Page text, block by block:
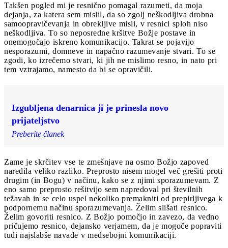
Takšen pogled mi je resnično pomagal razumeti, da moja
dejanja, za katera sem mislil, da so zgolj neškodljiva drobna
samoopravičevanja in obrekljive misli, v resnici sploh niso
neškodljiva. To so neposredne kršitve Božje postave in
onemogočajo iskreno komunikacijo. Takrat se pojavijo
nesporazumi, domneve in napačno razumevanje stvari. To se
zgodi, ko izrečemo stvari, ki jih ne mislimo resno, in nato pri
tem vztrajamo, namesto da bi se opravičili.
Izgubljena denarnica ji je prinesla novo
prijateljstvo
Preberite članek
Zame je skrčitev vse te zmešnjave na osmo Božjo zapoved
naredila veliko razliko. Preprosto nisem mogel več grešiti proti
drugim (in Bogu) v načinu, kako se z njimi sporazumevam. Z
eno samo preprosto rešitvijo sem napredoval pri številnih
težavah in se celo uspel nekoliko premakniti od prepirljivega k
podpornemu načinu sporazumevanja. Želim slišati resnico.
Želim govoriti resnico. Z Božjo pomočjo in zavezo, da vedno
pričujemo resnico, dejansko verjamem, da je mogoče popraviti
tudi najslabše navade v medsebojni komunikaciji.